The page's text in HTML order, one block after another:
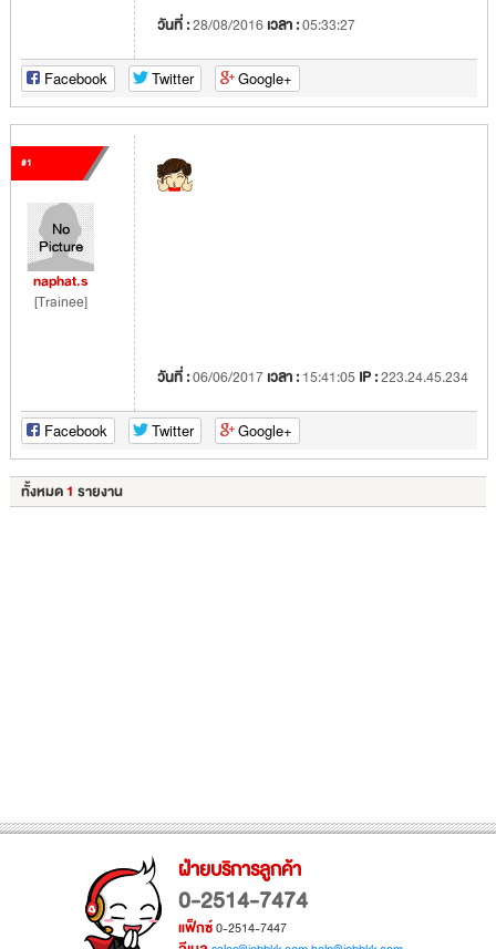
วันที่ :28/08/2016เวลา :05:33:27
Facebook Twitter Google+
#1
naphat.s
[Trainee]
วันที่ :06/06/2017เวลา :15:41:05IP :223.24.45.234
Facebook Twitter Google+
ทั้งหมด1 รายงาน
ฝ่ายบริการลูกค้า
0-2514-7474
แฟ็กซ์0-2514-7447